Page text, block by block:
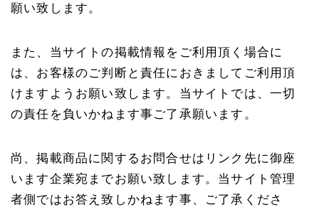
願い致します。
また、当サイトの掲載情報をご利用頂く場合に
は、お客様のご判断と責任におきましてご利用頂
けますようお願い致します。当サイトでは、一切
の責任を負いかねます事ご了承願います。
尚、掲載商品に関するお問合せはリンク先に御座
います企業宛までお願い致します。当サイト管理
者側ではお答え致しかねます事、ご了承くださ